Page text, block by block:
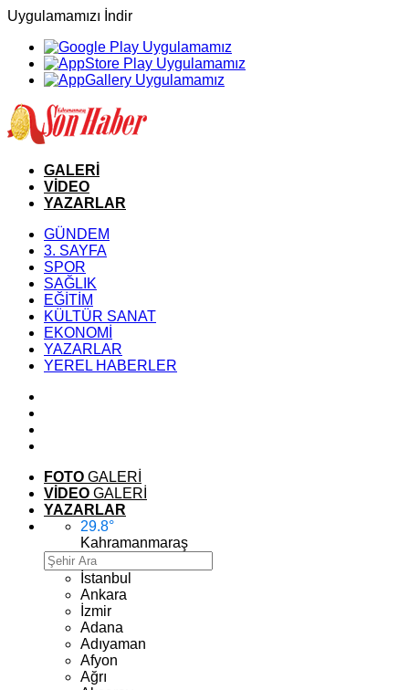
Uygulamamızı İndir
GALERİ
VİDEO
YAZARLAR
GÜNDEM
3. SAYFA
SPOR
SAĞLIK
EĞİTİM
KÜLTÜR SANAT
EKONOMİ
YAZARLAR
YEREL HABERLER
FOTO GALERİ
VİDEO GALERİ
YAZARLAR
29.8°
Kahramanmaraş
İstanbul
Ankara
İzmir
Adana
Adıyaman
Afyon
Ağrı